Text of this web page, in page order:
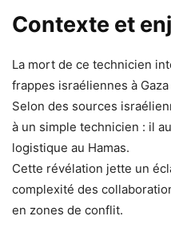
Contexte et
La mort de ce technicien
frappes israéliennes à
Selon des sources
à un simple technicien : il
logistique au Hamas.
Cette révélation jette un
complexité des
en zones de conflit.